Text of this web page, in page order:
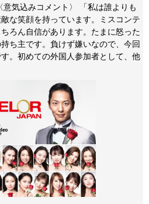
気込みコメント〉 「私は誰よりも
な笑顔を持っています。ミスコンテ
ろん自信があります。たまに怒った
ち主です。負けず嫌いなので、今回
。初めての外国人参加者として、他